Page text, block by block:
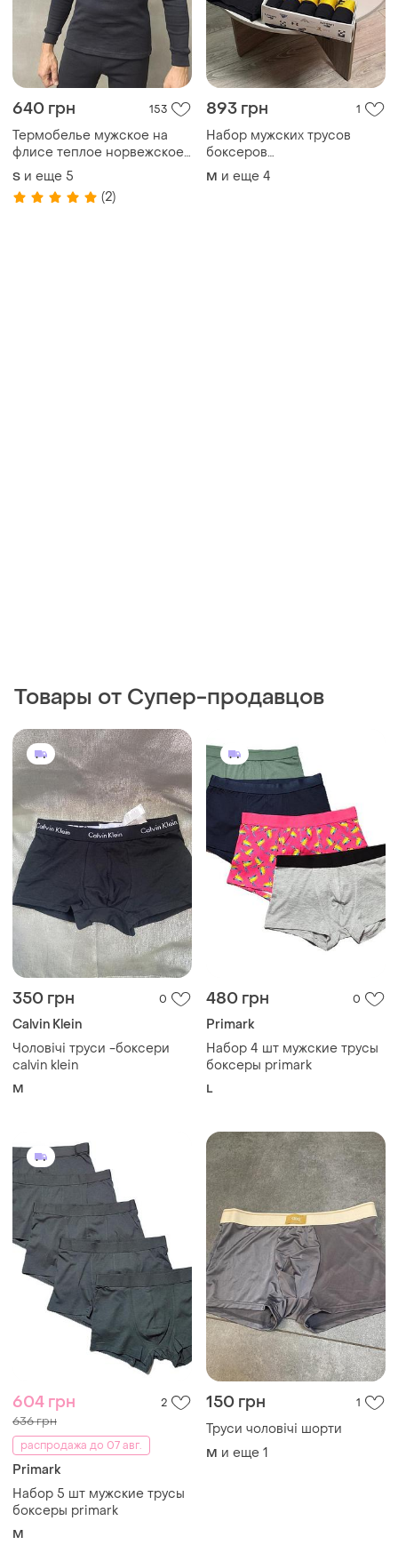
640 грн 153
Термобелье мужское на
флисе теплое норвежское
черное, термобілизна
чоловіча
S и еще 5
(2)
893 грн 1
Набор мужских трусов
боксеров
хлопчатобумажные 5 шт
M и еще 4
Товары от Супер-продавцов
350 грн 0
Calvin Klein
Чоловічі труси -боксери
calvin klein
M
480 грн 0
Primark
Набор 4 шт мужские трусы
боксеры primark
L
604 грн 2
636 грн
распродажа до 07 авг.
Primark
Набор 5 шт мужские трусы
боксеры primark
M
150 грн 1
Труси чоловічі шорти
M и еще 1